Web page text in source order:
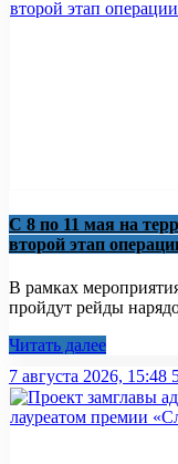
С 8 по 11 мая на
второй этап
В рамках
пройдут рейды
Читать далее
7 августа 2026, 15:48